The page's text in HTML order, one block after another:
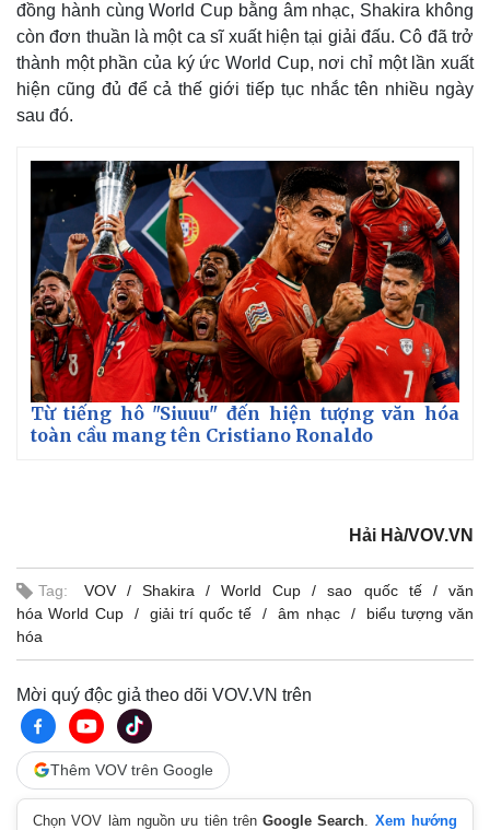
đồng hành cùng World Cup bằng âm nhạc, Shakira không
còn đơn thuần là một ca sĩ xuất hiện tại giải đấu. Cô đã trở
thành một phần của ký ức World Cup, nơi chỉ một lần xuất
hiện cũng đủ để cả thế giới tiếp tục nhắc tên nhiều ngày
sau đó.
Từ tiếng hô "Siuuu" đến hiện tượng văn hóa
toàn cầu mang tên Cristiano Ronaldo
Hải Hà/VOV.VN
Tag: VOV Shakira World Cup sao quốc tế
văn
hóa World Cup
giải trí quốc tế âm nhạc
biểu tượng văn
hóa
Mời quý độc giả theo dõi VOV.VN trên
Thêm VOV trên Google
Chọn VOV làm nguồn ưu tiên trênGoogle Search
Xem hướng